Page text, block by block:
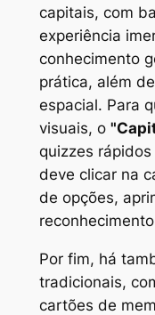
capitais, com
experiência
conhecimento
prática, além
espacial. Para
visuais, o
quizzes
deve clicar na
de opções,
Por fim, há
tradicionais,
cartões de